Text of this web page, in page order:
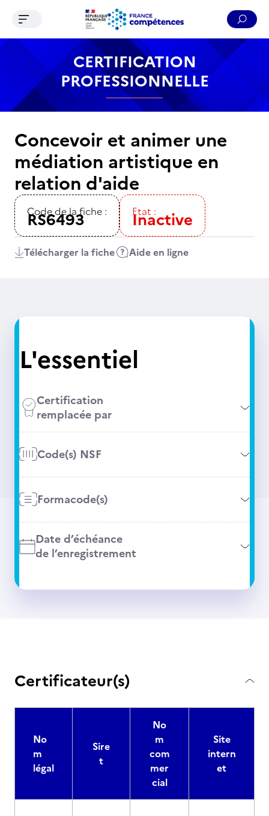
Contenu Recherche Menu Pied de page
Ouvrir le menu de navigation
CERTIFICATION
PROFESSIONNELLE
Concevoir et animer une
médiation artistique en
relation d'aide
Code de la fiche :
RS6493 Etat :
Inactive
Télécharger la fiche Aide en ligne
L'essentiel
Certification
remplacée par
Code(s) NSF
Formacode(s)
Date d’échéance
de l’enregistrement
Certificateur(s)
No
m
légal
Sire
t
No
m
com
mer
cial
Site
intern
et